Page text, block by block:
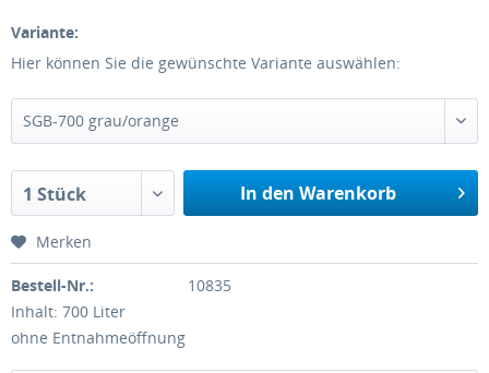
Variante:
Hier können Sie die gewünschte Variante auswählen:
SGB-700 grau/orange
1 Stück In den Warenkorb
Merken
Bestell-Nr.:
10835
Inhalt: 700 Liter
ohne Entnahmeöffnung